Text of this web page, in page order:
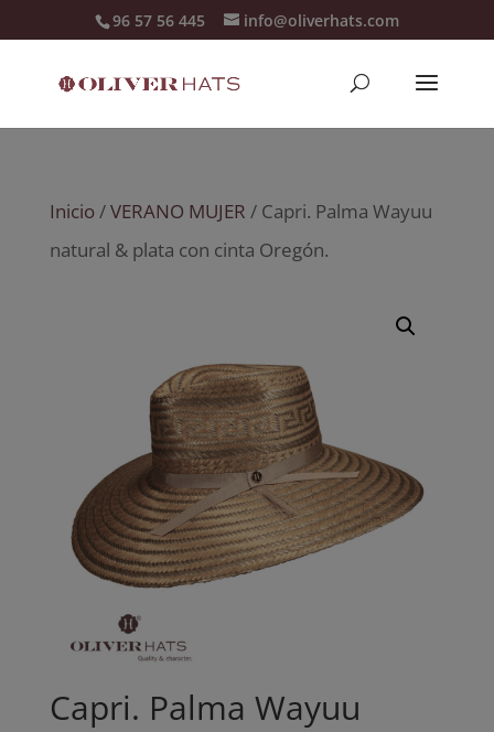
96 57 56 445 info@oliverhats.com
Inicio/VERANO MUJER / Capri. Palma Wayuu
natural & plata con cinta Oregón.
Capri. Palma Wayuu